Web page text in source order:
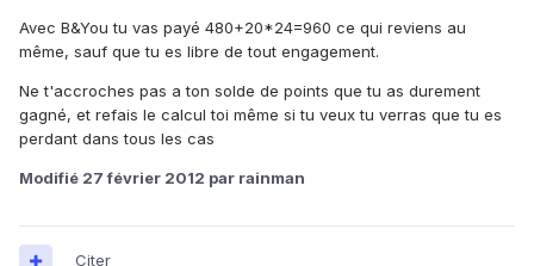
Avec B&You tu vas payé 480+20*24=960 ce qui reviens au
même, sauf que tu es libre de tout engagement.
Ne t'accroches pas a ton solde de points que tu as durement
gagné, et refais le calcul toi même si tu veux tu verras que tu es
perdant dans tous les cas
Modifié 27 février 2012 par rainman
Citer